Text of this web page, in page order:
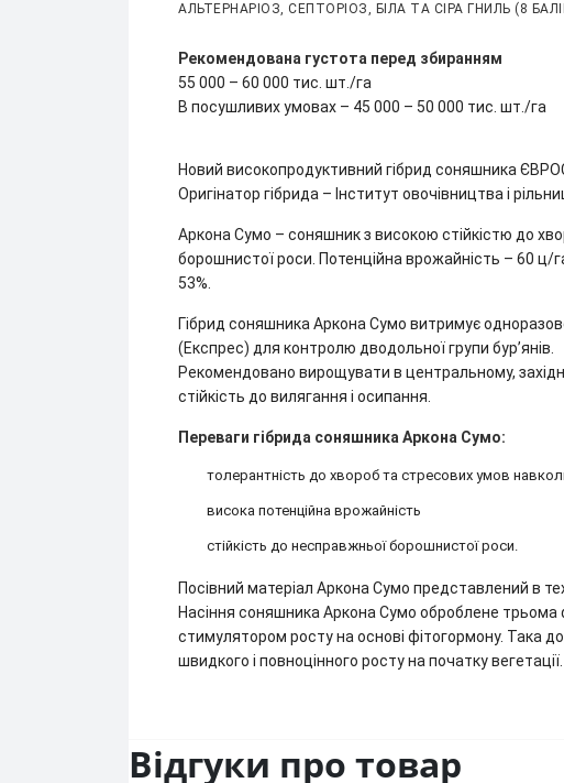
АЛЬТЕРНАРІОЗ, СЕПТОРІОЗ, БІЛА ТА СІРА ГНИЛЬ (8
Рекомендована густота перед збиранням
55 000 – 60 000 тис. шт./га
В посушливих умовах – 45 000 – 50 000 тис. шт./га
Новий високопродуктивний гібрид соняшника
Оригінатор гібрида – Інститут овочівництва і
Аркона Сумо – соняшник з високою стійкістю до
борошнистої роси. Потенційна врожайність – 60 ц/
53%.
Гібрид соняшника Аркона Сумо витримує
(Експрес) для контролю дводольної групи бур’янів.
Рекомендовано вирощувати в центральному,
стійкість до вилягання і осипання.
Переваги гібрида соняшника Аркона Сумо:
толерантність до хвороб та стресових умов
висока потенційна врожайність
стійкість до несправжньої борошнистої роси.
Посівний матеріал Аркона Сумо представлений в
Насіння соняшника Аркона Сумо оброблене
стимулятором росту на основі фітогормону. Така
швидкого і повноцінного росту на початку вегетації.
Відгуки про товар